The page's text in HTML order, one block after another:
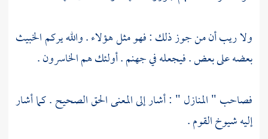
ولا ريب أن من جوز ذلك : فهو مثل هؤلاء . والله يركم الخبيث
بعضه على بعض . فيجعله في جهنم . أولئك هم الخاسرون .
فصاحب " المنازل " : أشار إلى المعنى الحق الصحيح . كما أشار
إليه شيوخ القوم .